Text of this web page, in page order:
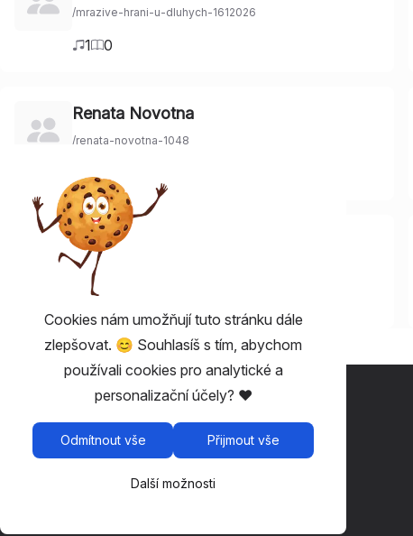
/mrazive-hrani-u-dluhych-1612026
1 0
Renata Novotna
/renata-novotna-1048
Karlovy Vary
Škola Kytary Chropyně
/skolakytarychropyne
24
UŽITEČNÉ 💡
Fairplay - vstupenky bez poplatků
Podmínky užívání
Cookies nám umožňují tuto stránku dále
zlepšovat. 😊 Souhlasíš s tím, abychom
používali cookies pro analytické a
personalizační účely? ❤️
Odmítnout vše Přijmout vše
Další možnosti